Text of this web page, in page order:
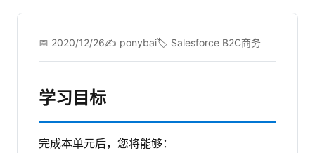
📅 2020/12/26✍️ ponybai🏷️ Salesforce B2C商务
学习目标
完成本单元后，您将能够：